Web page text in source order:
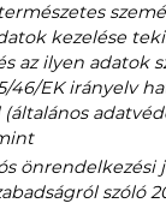
kezelése
az ilyen adatok
46/EK irányelv
(általános
önrendelkezési
szóló